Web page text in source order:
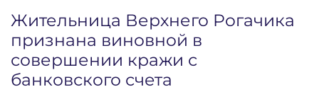
Жительница Верхнего Рогачика
признана виновной в
совершении кражи с
банковского счета